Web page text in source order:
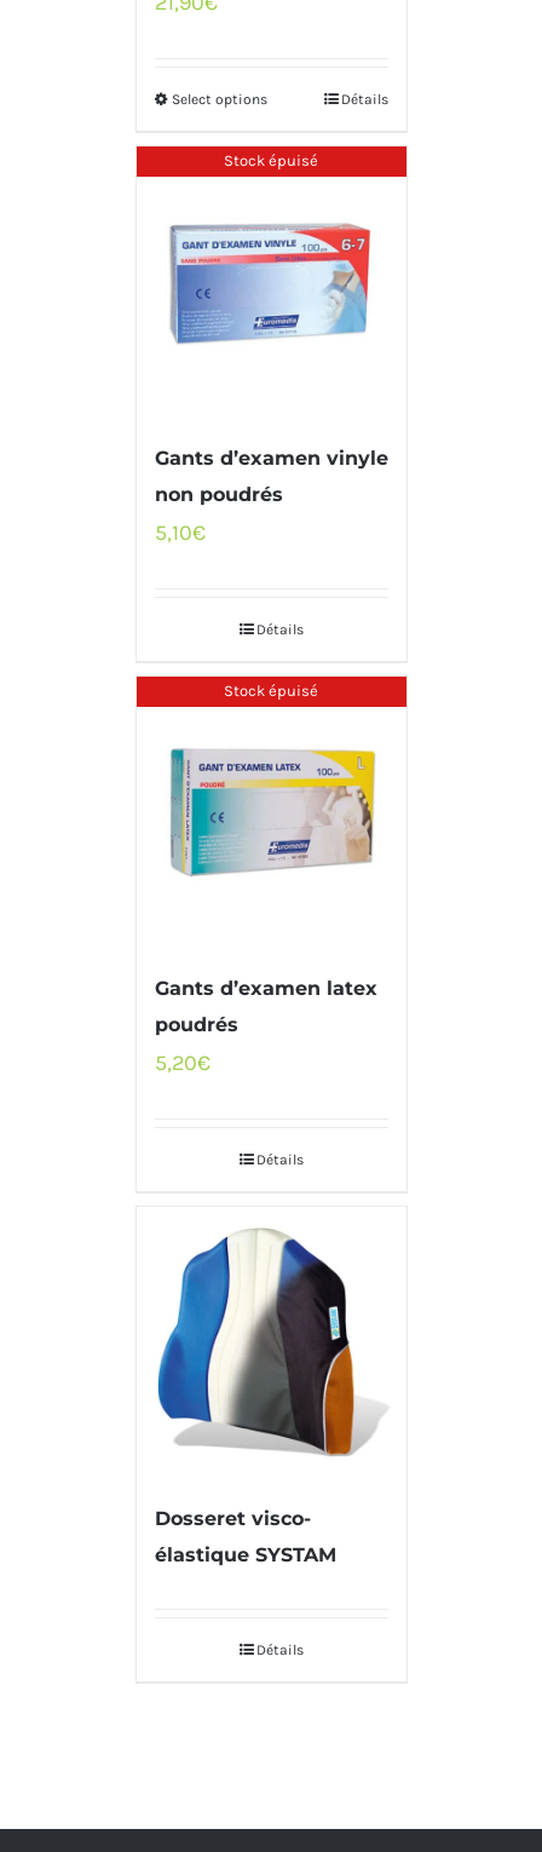
Select options Détails
Stock épuisé
Gants d’examen vinyle
non poudrés
5,10€
Détails
Stock épuisé
Gants d’examen latex
poudrés
5,20€
Détails
Dosseret visco-
élastique SYSTAM
Détails